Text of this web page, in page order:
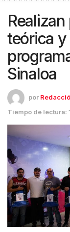
teórica
Sinaloa
por
Tiempo de lectura: